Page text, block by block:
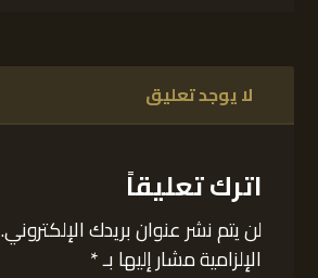
لا يوجد تعليق
اترك تعليقاً
لن يتم نشر عنوان بريدك الإلكتروني.
الإلزامية مشار إليها بـ*